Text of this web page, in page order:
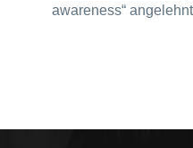
awareness“